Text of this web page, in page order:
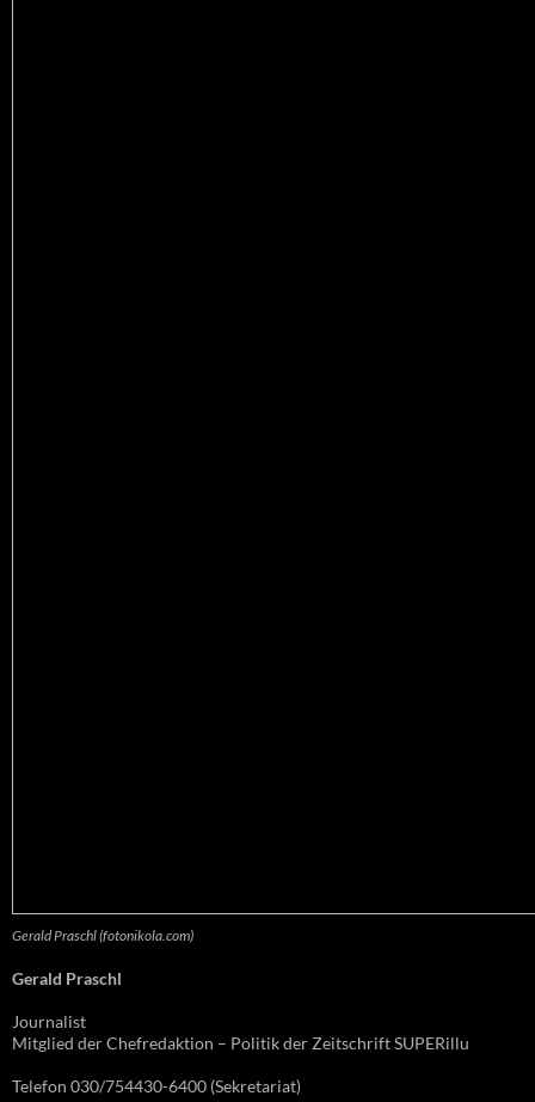
Gerald Praschl (fotonikola.com)
Gerald Praschl
Journalist
Mitglied der Chefredaktion – Politik der Zeitschrift SUPERillu
Telefon 030/754430-6400 (Sekretariat)